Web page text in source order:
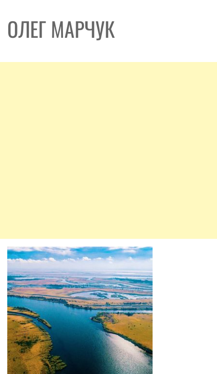
ОЛЕГ МАРЧУК